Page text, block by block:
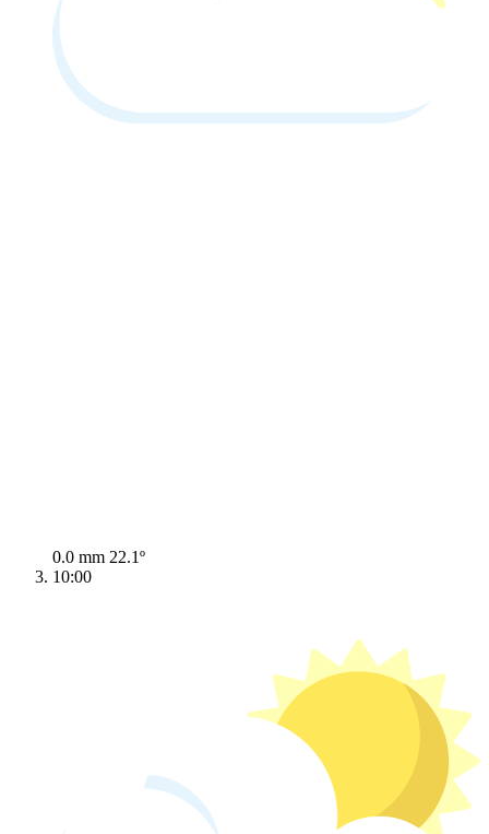
0.0 mm 22.1º
10:00